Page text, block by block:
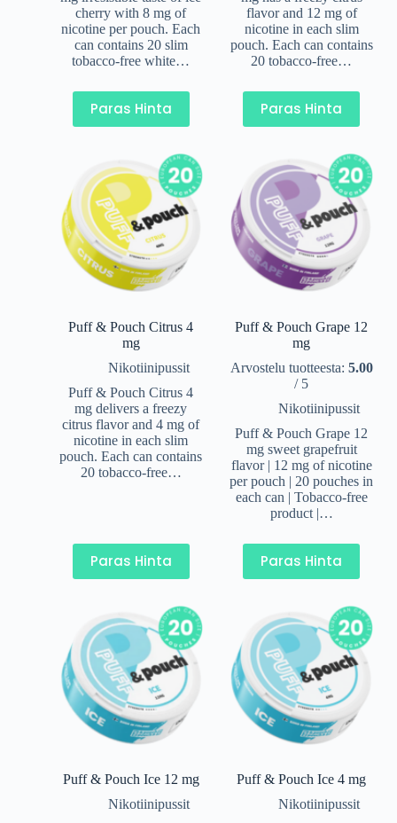
cherry with 8 mg of
nicotine per pouch. Each
can contains 20 slim
tobacco-free white…
Paras Hinta
flavor and 12 mg of
nicotine in each slim
pouch. Each can contains
20 tobacco-free…
Paras Hinta
Puff & Pouch Citrus 4
mg
Nikotiinipussit
Puff & Pouch Citrus 4
mg delivers a freezy
citrus flavor and 4 mg of
nicotine in each slim
pouch. Each can contains
20 tobacco-free…
Paras Hinta
Puff & Pouch Grape 12
mg
Arvostelu tuotteesta: 5.00
/ 5
Nikotiinipussit
Puff & Pouch Grape 12
mg sweet grapefruit
flavor | 12 mg of nicotine
per pouch | 20 pouches in
each can | Tobacco-free
product |…
Paras Hinta
Puff & Pouch Ice 12 mg
Nikotiinipussit
Puff & Pouch Ice 4 mg
Nikotiinipussit